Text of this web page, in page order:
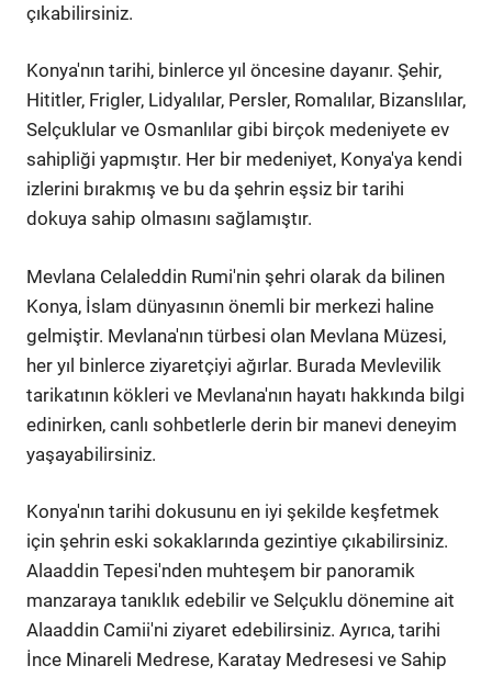
çıkabilirsiniz.
Konya'nın tarihi, binlerce yıl öncesine dayanır. Şehir,
Hititler, Frigler, Lidyalılar, Persler, Romalılar, Bizanslılar,
Selçuklular ve Osmanlılar gibi birçok medeniyete ev
sahipliği yapmıştır. Her bir medeniyet, Konya'ya kendi
izlerini bırakmış ve bu da şehrin eşsiz bir tarihi
dokuya sahip olmasını sağlamıştır.
Mevlana Celaleddin Rumi'nin şehri olarak da bilinen
Konya, İslam dünyasının önemli bir merkezi haline
gelmiştir. Mevlana'nın türbesi olan Mevlana Müzesi,
her yıl binlerce ziyaretçiyi ağırlar. Burada Mevlevilik
tarikatının kökleri ve Mevlana'nın hayatı hakkında bilgi
edinirken, canlı sohbetlerle derin bir manevi deneyim
yaşayabilirsiniz.
Konya'nın tarihi dokusunu en iyi şekilde keşfetmek
için şehrin eski sokaklarında gezintiye çıkabilirsiniz.
Alaaddin Tepesi'nden muhteşem bir panoramik
manzaraya tanıklık edebilir ve Selçuklu dönemine ait
Alaaddin Camii'ni ziyaret edebilirsiniz. Ayrıca, tarihi
İnce Minareli Medrese, Karatay Medresesi ve Sahip